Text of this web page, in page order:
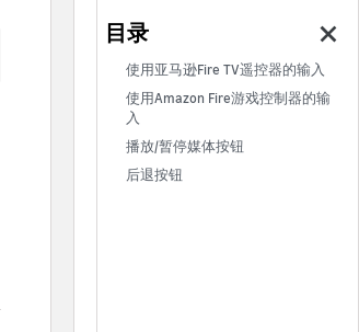
使用亚马逊Fire TV遥控器的输入
使用Amazon Fire游戏控制器的输
入
播放/暂停媒体按钮
后退按钮